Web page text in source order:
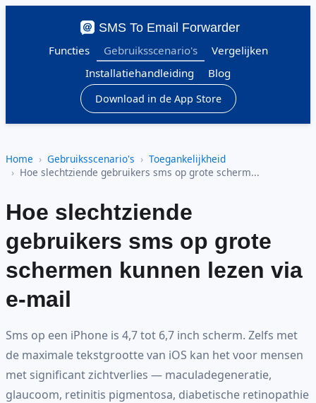
SMS To Email Forwarder
Functies
Gebruiksscenario's
Vergelijken
Installatiehandleiding
Blog
Download in de App Store
Home Gebruiksscenario's
Toegankelijkheid
Hoe slechtziende gebruikers sms op grote scherm...
Hoe slechtziende
gebruikers sms op grote
schermen kunnen lezen via
e-mail
Sms op een iPhone is 4,7 tot 6,7 inch scherm. Zelfs met
de maximale tekstgrootte van iOS kan het voor mensen
met significant zichtverlies — maculadegeneratie,
glaucoom, retinitis pigmentosa, diabetische retinopathie